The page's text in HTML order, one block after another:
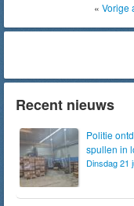
« Vorige
Recent nieuws
Politie
spullen in
Dinsdag 21